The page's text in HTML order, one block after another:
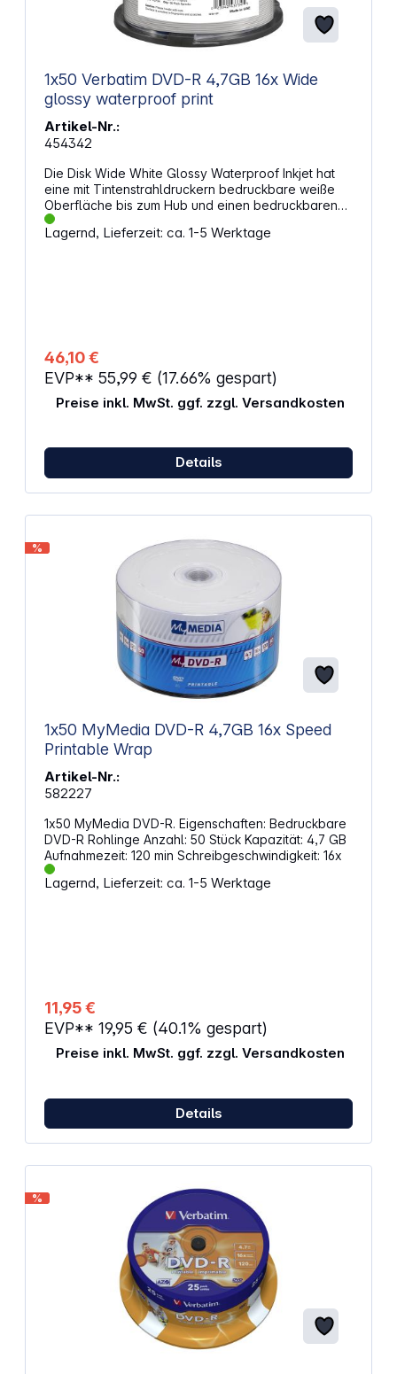
1x50 Verbatim DVD-R 4,7GB 16x Wide
glossy waterproof print
Artikel-Nr.:
454342
Die Disk Wide White Glossy Waterproof Inkjet hat
eine mit Tintenstrahldruckern bedruckbare weiße
Oberfläche bis zum Hub und einen bedruckbaren
Durchmesser von 21 - 118 mm. Sie ist
wasserabweisend und hat eine glänzende
sichergestellt. Dies führt wiederum zu einer höheren
Aufnahmequalität und somit zu längeren
Archivierungszeiten und einer besseren Lesbarkeit.
Verbatim Artikelnummer: 43734 Kapazität: 4.7GB
Lagernd, Lieferzeit: ca. 1-5 Werktage
46,10 €
EVP** 55,99 € (17.66% gespart)
Preise inkl. MwSt. ggf. zzgl. Versandkosten
Details
%
1x50 MyMedia DVD-R 4,7GB 16x Speed
Printable Wrap
Artikel-Nr.:
582227
1x50 MyMedia DVD-R. Eigenschaften: Bedruckbare
DVD-R Rohlinge Anzahl: 50 Stück Kapazität: 4,7 GB
Aufnahmezeit: 120 min Schreibgeschwindigkeit: 16x
Lagernd, Lieferzeit: ca. 1-5 Werktage
11,95 €
EVP** 19,95 € (40.1% gespart)
Preise inkl. MwSt. ggf. zzgl. Versandkosten
Details
%